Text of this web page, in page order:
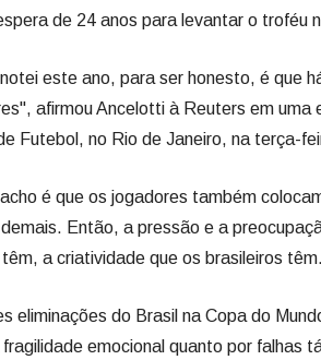
de 24 anos para levantar o troféu
este ano, para ser honesto, é que
afirmou Ancelotti à Reuters em
Futebol, no Rio de Janeiro, na terça-
é que os jogadores também
Então, a pressão e a
têm, a criatividade que os brasileiros
eliminações do Brasil na Copa do
emocional quanto por falhas